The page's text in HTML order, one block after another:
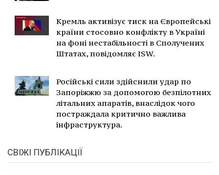
Кремль активізує тиск на Європейські
країни стосовно конфлікту в Україні
на фоні нестабільності в Сполучених
Штатах, повідомляє ISW.
Російські сили здійснили удар по
Запоріжжю за допомогою безпілотних
літальних апаратів, внаслідок чого
постраждала критично важлива
інфраструктура.
СВІЖІ ПУБЛІКАЦІЇ